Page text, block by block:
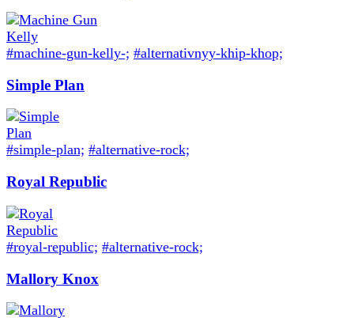
#machine-gun-kelly-; #alternativnyy-khip-khop;
Simple Plan
#simple-plan; #alternative-rock;
Royal Republic
#royal-republic; #alternative-rock;
Mallory Knox